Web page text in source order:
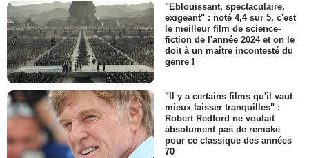
"Eblouissant, spectaculaire,
exigeant" : noté 4,4 sur 5, c'est
le meilleur film de science-
fiction de l'année 2024 et on le
doit à un maître incontesté du
genre !
"Il y a certains films qu'il vaut
mieux laisser tranquilles" :
Robert Redford ne voulait
absolument pas de remake
pour ce classique des années
70